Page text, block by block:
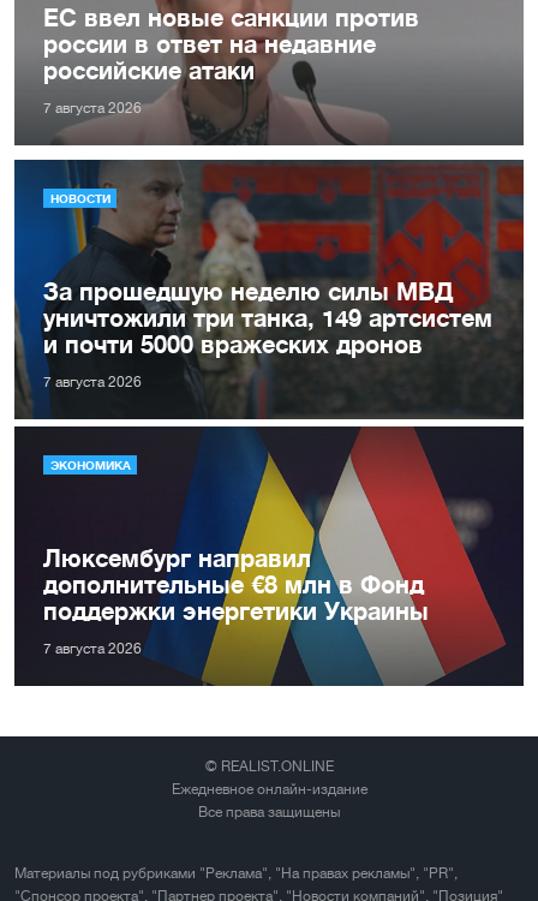
ЕС ввел новые санкции против
россии в ответ на недавние
российские атаки
7 августа 2026
НОВОСТИ
За прошедшую неделю силы МВД
уничтожили три танка, 149 артсистем
и почти 5000 вражеских дронов
7 августа 2026
ЭКОНОМИКА
Люксембург направил
дополнительные €8 млн в Фонд
поддержки энергетики Украины
7 августа 2026
© REALIST.ONLINE
Ежедневное онлайн-издание
Все права защищены
Материалы под рубриками "Реклама", "На правах рекламы", "PR",
"Спонсор проекта", "Партнер проекта", "Новости компаний", "Позиция"